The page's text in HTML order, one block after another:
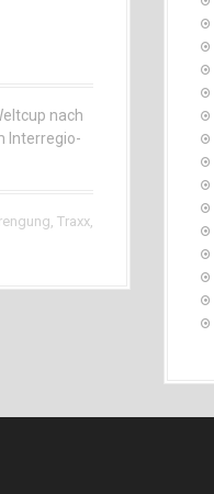
nach
Interregio-
, Traxx,